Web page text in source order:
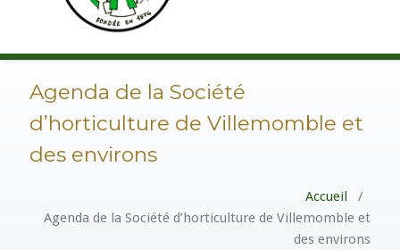
Agenda de la Société
d’horticulture de Villemomble et
des environs
Accueil /
Agenda de la Société d’horticulture de Villemomble et
des environs